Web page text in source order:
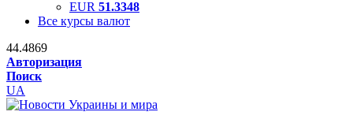
EUR 51.3348
Все курсы валют
44.4869
Авторизация
Поиск
UA